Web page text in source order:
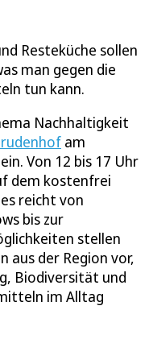
Resteküche sollen
man gegen die
tun kann.
Nachhaltigkeit
am
Von 12 bis 17 Uhr
dem kostenfrei
reicht von
bis zur
stellen
aus der Region vor,
Biodiversität und
im Alltag